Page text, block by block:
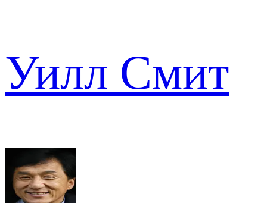
Уилл Смит